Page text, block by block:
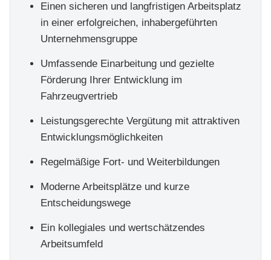
Einen sicheren und langfristigen Arbeitsplatz
in einer erfolgreichen, inhabergeführten
Unternehmensgruppe
Umfassende Einarbeitung und gezielte
Förderung Ihrer Entwicklung im
Fahrzeugvertrieb
Leistungsgerechte Vergütung mit attraktiven
Entwicklungsmöglichkeiten
Regelmäßige Fort- und Weiterbildungen
Moderne Arbeitsplätze und kurze
Entscheidungswege
Ein kollegiales und wertschätzendes
Arbeitsumfeld